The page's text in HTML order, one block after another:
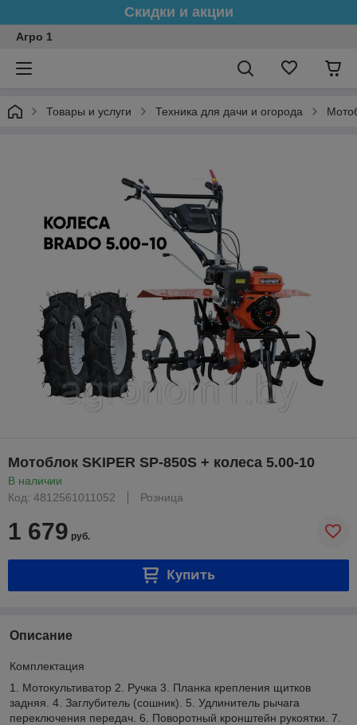
Скидки и акции
Агро 1
Товары и услуги Техника для дачи и огорода
Мотоблок SKIPER SP-850S + колеса 5.00-10
В наличии
Код: 4812561011052
Розница
1 679 руб.
Купить
Описание
Комплектация
1. Мотокультиватор 2. Ручка 3. Планка крепления щитков
задняя. 4. Заглубитель (сошник). 5. Удлинитель рычага
переключения передач. 6. Поворотный кронштейн рукоятки. 7.